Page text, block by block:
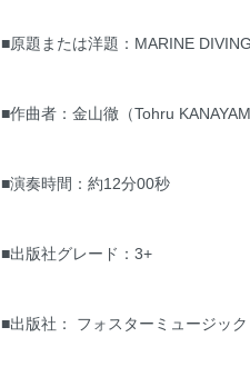
■原題または洋題：MARINE
■作曲者：金山徹（Tohru
■演奏時間：約12分00秒
■出版社グレード：3+
■出版社： フォスターミュージッ